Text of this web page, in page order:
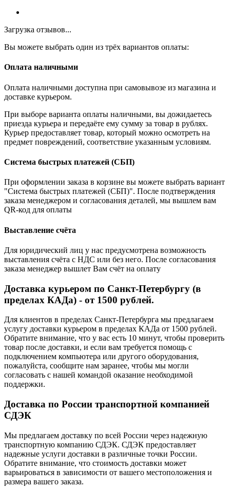
Загрузка отзывов...
Вы можете выбрать один из трёх вариантов оплаты:
Оплата наличными
Оплата наличными доступна при самовывозе из магазина и
доставке курьером.
При выборе варианта оплаты наличными, вы дожидаетесь
приезда курьера и передаёте ему сумму за товар в рублях.
Курьер предоставляет товар, который можно осмотреть на
предмет повреждений, соответствие указанным условиям.
Система быстрых платежей (СБП)
При оформлении заказа в корзине вы можете выбрать вариант
"Система быстрых платежей (СБП)". После подтверждения
заказа менеджером и согласования деталей, мы вышлем вам
QR-код для оплаты
Выставление счёта
Для юридический лиц у нас предусмотрена возможность
выставления счёта с НДС или без него. После согласования
заказа менеджер вышлет Вам счёт на оплату
Доставка курьером по Санкт-Петербургу (в
пределах КАДа) - от 1500 рублей.
Для клиентов в пределах Санкт-Петербурга мы предлагаем
услугу доставки курьером в пределах КАДа от 1500 рублей.
Обратите внимание, что у вас есть 10 минут, чтобы проверить
товар после доставки, и если вам требуется помощь с
подключением компьютера или другого оборудования,
пожалуйста, сообщите нам заранее, чтобы мы могли
согласовать с нашей командой оказание необходимой
поддержки.
Доставка по России транспортной компанией
СДЭК
Мы предлагаем доставку по всей России через надежную
транспортную компанию СДЭК. СДЭК предоставляет
надежные услуги доставки в различные точки России.
Обратите внимание, что стоимость доставки может
варьироваться в зависимости от вашего местоположения и
размера вашего заказа.